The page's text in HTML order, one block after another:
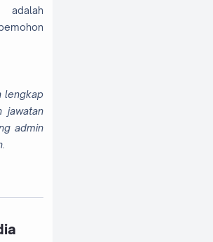
lengkap
jawatan
admin